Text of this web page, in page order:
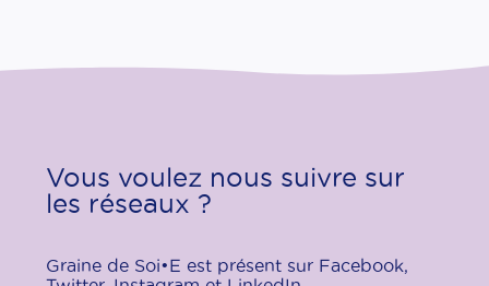
Vous voulez nous suivre sur
les réseaux ?
Graine de Soi•E est présent sur Facebook,